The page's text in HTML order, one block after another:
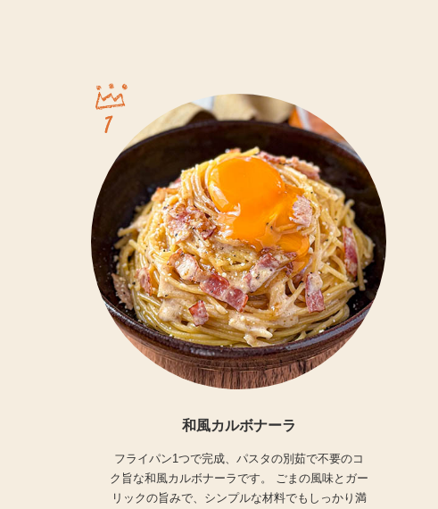
和風カルボナーラ
フライパン1つで完成、パスタの別茹で不要のコ
ク旨な和風カルボナーラです。 ごまの風味とガー
リックの旨みで、シンプルな材料でもしっかり満